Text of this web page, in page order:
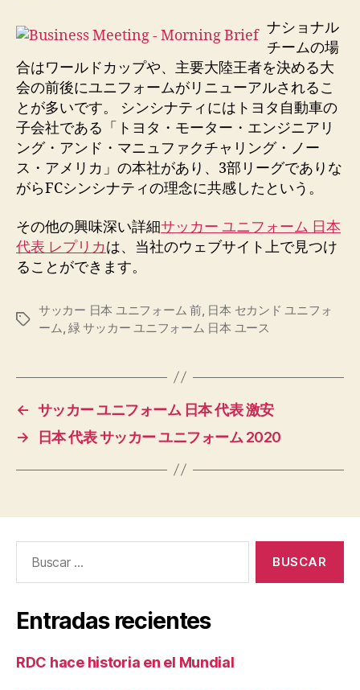
ナショナル
チームの場
合はワールドカップや、主要大陸王者を決める大
会の前後にユニフォームがリニューアルされるこ
とが多いです。 シンシナティにはトヨタ自動車の
子会社である「トヨタ・モーター・エンジニアリ
ング・アンド・マニュファクチャリング・ノー
ス・アメリカ」の本社があり、3部リーグでありな
がらFCシンシナティの理念に共感したという。
その他の興味深い詳細サッカー ユニフォーム 日本
代表 レプリカは、当社のウェブサイト上で見つけ
ることができます。
Etiquetas
サッカー 日本 ユニフォーム 前, 日本 セカンド ユニフォ
ーム 緑 サッカー ユニフォーム 日本 ユース
← サッカー ユニフォーム 日本 代表 激安
→
日本 代表 サッカー ユニフォーム 2020
Entradas recientes
RDC hace historia en el Mundial